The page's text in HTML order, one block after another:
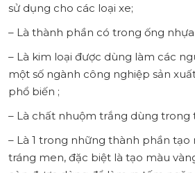
sử dụng cho các loại xe;
– Là thành phần có trong ống nhựa
– Là kim loại được dùng làm các
một số ngành công nghiệp sản
phổ biến ;
– Là chất nhuộm trắng dùng trong
– Là 1 trong những thành phần tạo
tráng men, đặc biệt là tạo màu